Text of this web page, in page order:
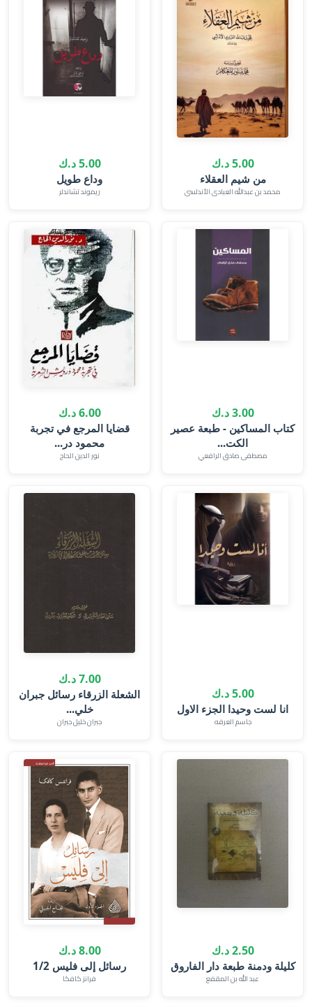
5.00 د.ك
من شيم العقلاء
محمد بن عبدالله العبادى الأندلسى
5.00 د.ك
ريموند تشاندلر‎
3.00 د.ك
كتاب المساكين - طبعة عصير
الكت...
مصطفى صادق الرافعي
6.00 د.ك
قضايا المرجع في تجربة
محمود در...
نور الدين الحاج
5.00 د.ك
انا لست وحيدا الجزء الاول
جاسم العرفه‎
7.00 د.ك
الشعلة الزرقاء رسائل جبران
خلي...
جبران خليل جبران
2.50 د.ك
كليلة ودمنة طبعة دار الفاروق
عبد الله بن المقفع
8.00 د.ك
رسائل إلى فليس 1/2
فرانز كافكا